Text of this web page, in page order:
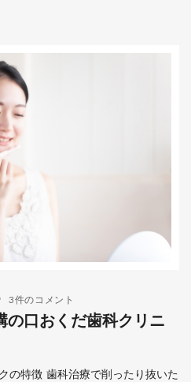
3件のコメント
の口おくだ歯科クリニ
特徴 歯科治療で削ったり抜いた